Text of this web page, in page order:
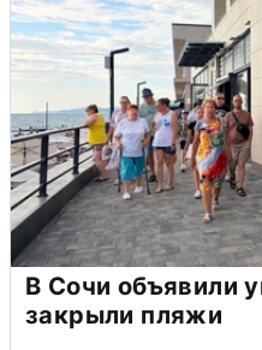
В Сочи объявили
закрыли пляжи